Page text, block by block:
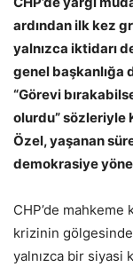
ardından ilk kez
yalnızca iktidarı
genel başkanlığa
“Görevi
olurdu” sözleriyle
Özel, yaşanan
demokrasiye
CHP’de mahkeme
krizinin
yalnızca bir siyasi